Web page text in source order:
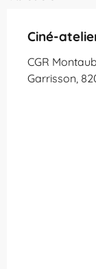
Ciné-
CGR
Garrisson,